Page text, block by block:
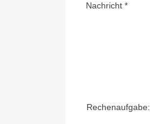
Nachricht *
Rechenaufgabe: